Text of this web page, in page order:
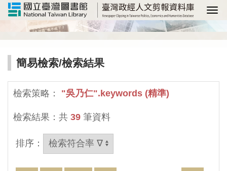
選
簡易檢索/檢索結果
檢索策略： "吳乃仁".keywords (精準)
檢索結果：共 39 筆資料
排序：